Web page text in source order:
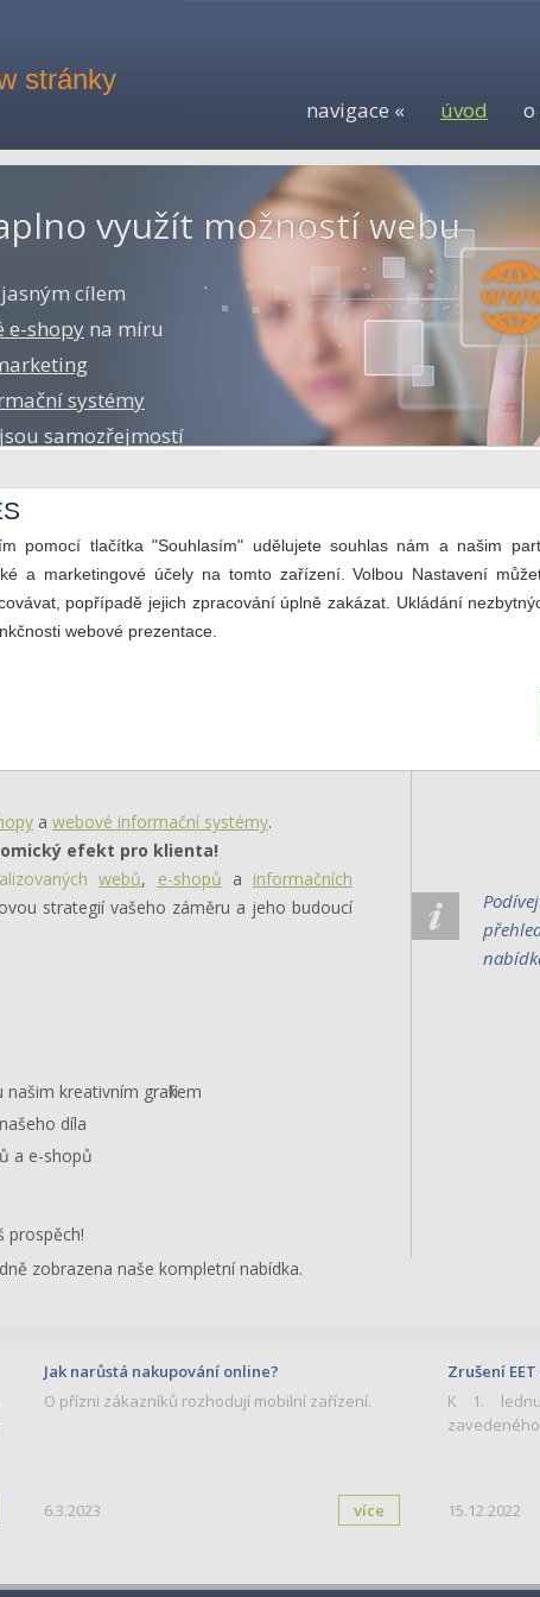
stránky
o
úvod
navigace «
využít možností webu
cílem
e-shopy na míru
systémy
samozřejmostí
responzivní
weby
reklama,
marketing
webové informační systémy
a webové informační systémy.
efekt pro klienta!
webů, e-shopů a informačních
strategií vašeho záměru a jeho budoucí
kreativním grafikem
díla
a e-shopů
prospěch!
zobrazena naše kompletní nabídka.
Jak narůstá nakupování online?
O přízni zákazníků rozhodují mobilní zařízení.
6.3.2023 více
Zrušení
K 1.
15.12.2022
pomocí tlačítka "Souhlasím" udělujete souhlas nám a našim
a marketingové účely na tomto zařízení. Volbou Nastavení
popřípadě jejich zpracování úplně zakázat. Ukládání
webové prezentace.